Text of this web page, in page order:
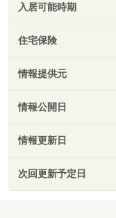
入居可能時期
住宅保険
情報提供元
情報公開日
情報更新日
次回更新予定日